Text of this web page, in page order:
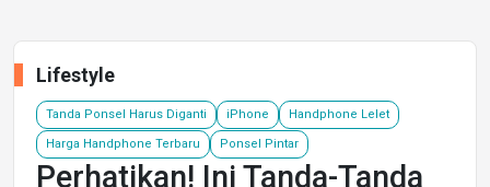
Lifestyle
Tanda Ponsel Harus Diganti iPhone Handphone Lelet
Harga Handphone Terbaru Ponsel Pintar
Perhatikan! Ini Tanda-Tanda